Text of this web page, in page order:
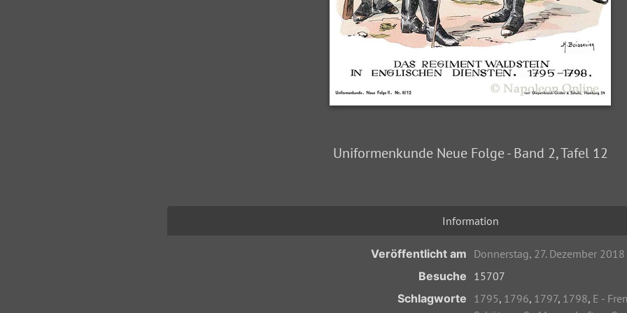
Uniformenkunde Neue Folge - Band 2, Tafel 12
Information
Veröffentlicht am Donnerstag, 27. Dezember 2018
Besuche 15707
Schlagworte 1795, 1796, 1797, 1798, E -